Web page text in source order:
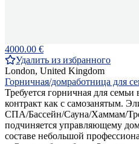
4000.00 €
Удалить из избранного
London, United Kingdom
Горничная/домработница для
Требуется горничная для
контракт как с самозанятым.
СПА/Бассейн/Сауна/Хаммам/
подчиняется управляющему
составе небольшой